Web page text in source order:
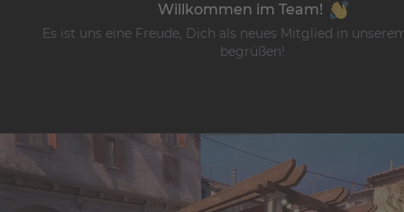
Willkommen im Team!
Es ist uns eine Freude, Dich als neues Mitglied in
begrüßen!